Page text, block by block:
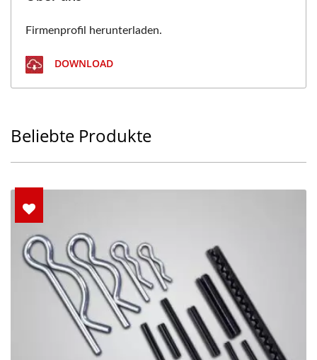
Firmenprofil herunterladen.
DOWNLOAD
Beliebte Produkte